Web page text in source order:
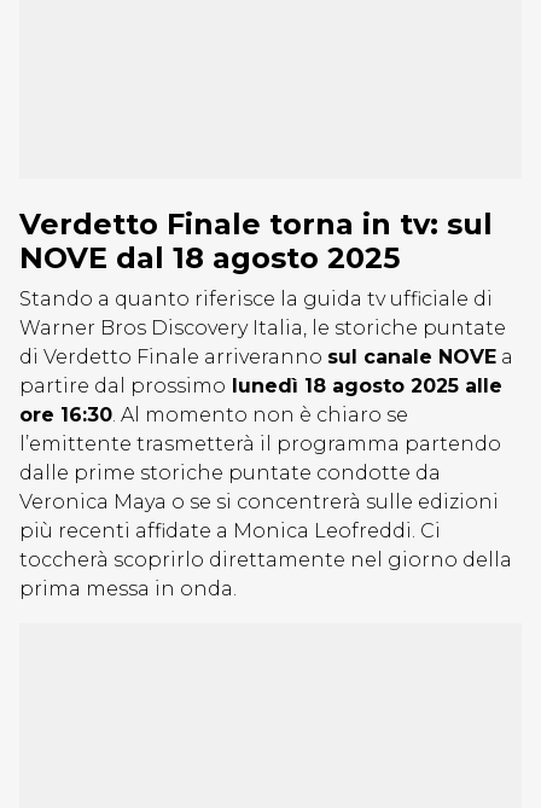
Verdetto Finale torna in tv: sul
NOVE dal 18 agosto 2025
Stando a quanto riferisce la guida tv ufficiale di
Warner Bros Discovery Italia, le storiche puntate
di Verdetto Finale arriveranno sul canale NOVE a
partire dal prossimo lunedì 18 agosto 2025 alle
ore 16:30. Al momento non è chiaro se
l’emittente trasmetterà il programma partendo
dalle prime storiche puntate condotte da
Veronica Maya o se si concentrerà sulle edizioni
più recenti affidate a Monica Leofreddi. Ci
toccherà scoprirlo direttamente nel giorno della
prima messa in onda.